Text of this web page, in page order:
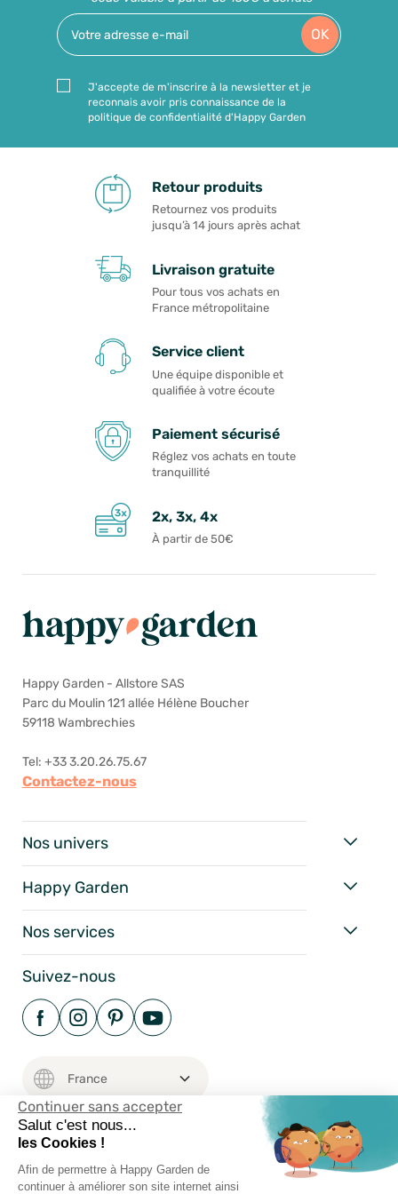
Continuer sans accepter
Salut c'est nous...
les Cookies !
Afin de permettre à Happy Garden de
continuer à améliorer son site internet ainsi
OK
J'accepte de m'inscrire à la newsletter et je
reconnais avoir pris connaissance de la
politique de confidentialité d'Happy Garden
Retour produits
Retournez vos produits
jusqu’à 14 jours après achat
Livraison gratuite
Pour tous vos achats en
France métropolitaine
Service client
Une équipe disponible et
qualifiée à votre écoute
Paiement sécurisé
Réglez vos achats en toute
tranquillité
2x, 3x, 4x
À partir de 50€
Happy Garden - Allstore SAS
Parc du Moulin 121 allée Hélène Boucher
59118 Wambrechies
Tel: +33 3.20.26.75.67
Contactez-nous
Nos univers
Happy Garden
Nos services
Suivez-nous
Mentions Légales
Conditions Générales